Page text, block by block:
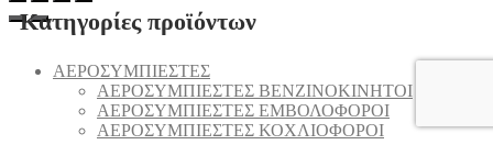
Κατηγορίες προϊόντων
AEΡΟΣΥΜΠΙΕΣΤΕΣ
AEΡΟΣΥΜΠΙΕΣΤΕΣ ΒΕΝΖΙΝΟΚΙΝΗΤΟΙ
AEΡΟΣΥΜΠΙΕΣΤΕΣ ΕΜΒΟΛΟΦΟΡΟΙ
AEΡΟΣΥΜΠΙΕΣΤΕΣ ΚΟΧΛΙΟΦΟΡΟΙ